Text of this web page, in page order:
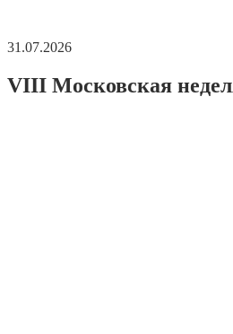
31.07.2026
VIII Московская